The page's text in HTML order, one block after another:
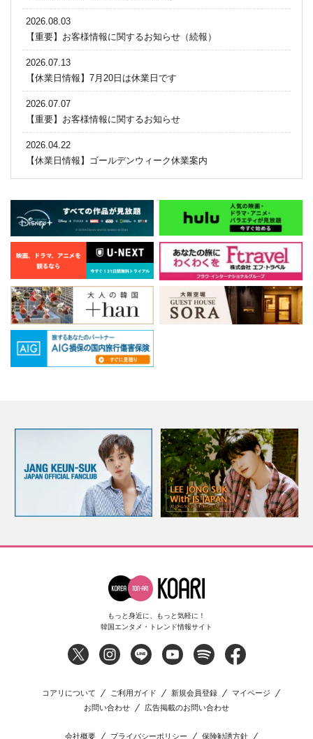
2026.08.03
【重要】お客様情報に関するお知らせ（続報）
2026.07.13
【休業日情報】7月20日は休業日です
2026.07.07
【重要】お客様情報に関するお知らせ
2026.04.22
【休業日情報】ゴールデンウィーク休業案内
もっと身近に、もっと気軽に！
韓国エンタメ・トレンド情報サイト
コアリについて ご利用ガイド 新規会員登録
マイページ
お問い合わせ
広告掲載のお問い合わせ
会社概要 プライバシーポリシー 保険勧誘方針